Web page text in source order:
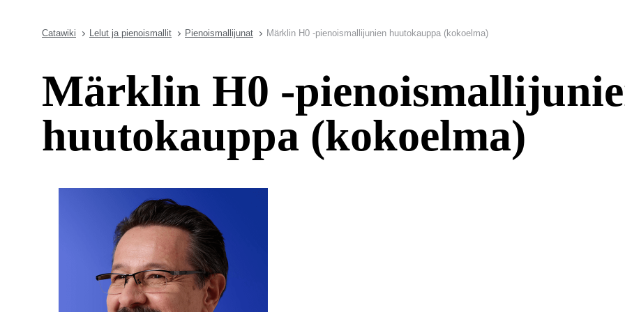
Catawiki Lelut ja pienoismallit Pienoismallijunat Märklin H0 -pienoismallijunien huutokauppa (kokoelma)
Märklin H0 -
huutokauppa (kokoelma)